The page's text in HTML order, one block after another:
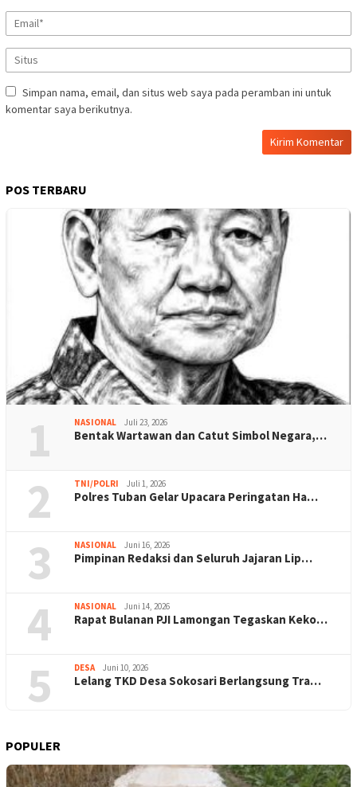
Simpan nama, email, dan situs web saya pada peramban ini untuk
komentar saya berikutnya.
POS TERBARU
1 NASIONAL Juli 23, 2026
Bentak Wartawan dan Catut Simbol Negara,…
2 TNI/POLRI Juli 1, 2026
Polres Tuban Gelar Upacara Peringatan Ha…
3 NASIONAL Juni 16, 2026
Pimpinan Redaksi dan Seluruh Jajaran Lip…
4 NASIONAL Juni 14, 2026
Rapat Bulanan PJI Lamongan Tegaskan Keko…
5 DESA Juni 10, 2026
Lelang TKD Desa Sokosari Berlangsung Tra…
POPULER